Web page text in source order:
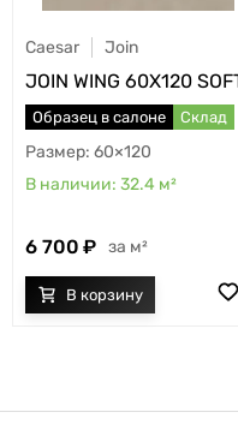
Caesar Join
JOIN WING 60X120
Образец в салоне Склад
60×120
32.4 м²
6 700 м²